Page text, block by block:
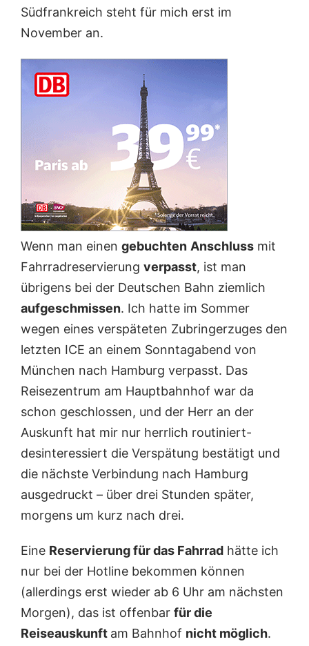
Südfrankreich steht für mich erst im
November an.
Wenn man einen gebuchten Anschluss mit
Fahrradreservierung verpasst, ist man
übrigens bei der Deutschen Bahn ziemlich
aufgeschmissen. Ich hatte im Sommer
wegen eines verspäteten Zubringerzuges den
letzten ICE an einem Sonntagabend von
München nach Hamburg verpasst. Das
Reisezentrum am Hauptbahnhof war da
schon geschlossen, und der Herr an der
Auskunft hat mir nur herrlich routiniert-
desinteressiert die Verspätung bestätigt und
die nächste Verbindung nach Hamburg
ausgedruckt – über drei Stunden später,
morgens um kurz nach drei.
Eine Reservierung für das Fahrrad hätte ich
nur bei der Hotline bekommen können
(allerdings erst wieder ab 6 Uhr am nächsten
Morgen), das ist offenbar für die
Reiseauskunft am Bahnhof nicht möglich.